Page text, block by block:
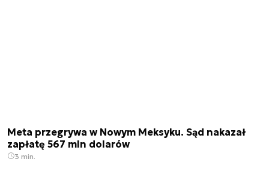
Meta przegrywa w Nowym Meksyku. Sąd nakazał
zapłatę 567 mln dolarów
3 min.